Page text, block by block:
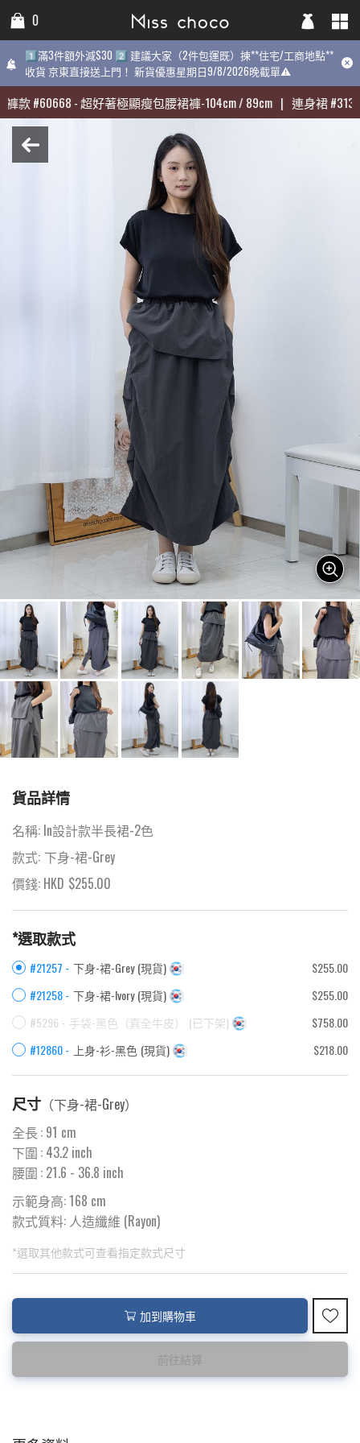
0
1️⃣滿3件額外減$30 2️⃣ 建議大家（2件包運既）揀**住宅/工商地點**
收貨 京東直接送上門！ 新貨優惠星期日9/8/2026晚截單⚠️
款#60668- 超好著極顯瘦包腰裙褲-104cm / 89cm | 連身裙#31398
0
1️⃣滿3件額外減$30 2️⃣ 建議大家（2件包運既）揀**住宅/工商地點**
收貨 京東直接送上門！ 新貨優惠星期日9/8/2026晚截單⚠️
款#60668- 超好著極顯瘦包腰裙褲-104cm / 89cm | 連身裙#31398
1️⃣滿3件額外減$30 2️⃣ 建議大家（2件包運既）揀**住宅/工商地點**
9/8/2026晚截單⚠️
熱賣: 褲款# 60668-超好著極顯瘦包腰裙褲-104cm / 89cm | 連身
貨品詳情
名稱: In設計款半長裙-2色
款式: 下身-裙-Grey
價錢: HKD $255.00
*選取款式
#21257 - 下身-裙-Grey (現貨)
$255.00
#21258 - 下身-裙-Ivory (現貨)
$255.00
#5296 - 手袋-黑色（真全牛皮） (已下架)
$758.00
#12860 - 上身-衫-黑色 (現貨) $218.00
尺寸 （下身-裙-Grey）
全長 : 91 cm
下圍 : 43.2 inch
腰圍 : 21.6 - 36.8 inch
示範身高: 168 cm
款式質料: 人造纖維 (Rayon)
*選取其他款式可查看指定款式尺寸
此為預購品
<預購款>因為韓國東大門8月暑假關係， 預購款會於8月18日
後才陸續返貨⚠️
此為減價貨品
特價品不設退換，購買前請先確認所列出的尺碼是否合適。
加到購物車
前往結算